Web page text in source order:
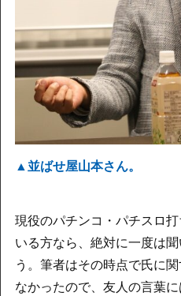
▲並ばせ屋山本さん。
現役のパチンコ・パチスロ
いる方なら、絶対に一度は
う。筆者はその時点で氏に
なかったので、友人の言葉